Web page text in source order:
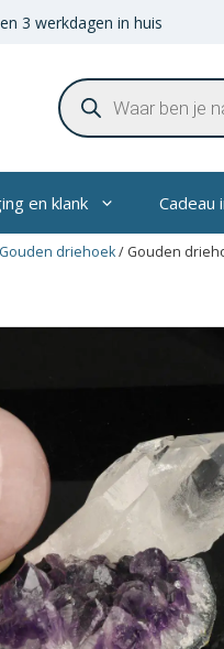
3 werkdagen in huis
Producten
zoeken
en klank Cadeau
Gouden driehoek/ Gouden